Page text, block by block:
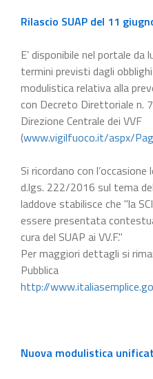
Rilascio SUAP del 11
E’ disponibile nel portale
termini previsti dagli
modulistica relativa alla
con Decreto Direttoriale n.
Direzione Centrale dei VVF
(www.vigilfuoco.it/aspx/
Si ricordano con
d.lgs. 222/2016 sul tema
laddove stabilisce che "la
essere presentata
cura del SUAP ai VV.F."
Per maggiori dettagli si
Pubblica
http://
Nuova modulistica